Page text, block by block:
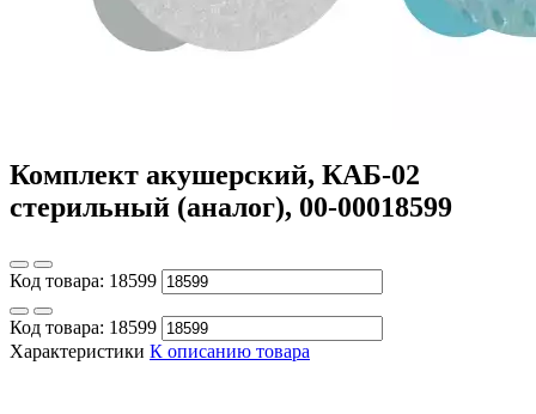
Комплект акушерский, КАБ-02
стерильный (аналог), 00-00018599
Код товара: 18599
Код товара: 18599
Характеристики К описанию товара